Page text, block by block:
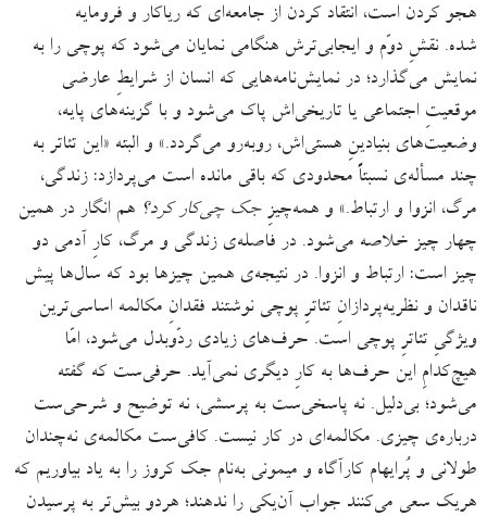
هجو کردن است، انتقاد کردن از جامعه‌ای که ریاکار و فرومایه
شده. نقشِ دوّم و ایجابی‌ترش هنگامی نمایان می‌شود که پوچی را به
نمایش می‌گذارد؛ در نمایش‌نامه‌هایی که انسان از شرایطِ عارضی
موقعیتِ اجتماعی یا تاریخی‌اش پاک می‌شود و با گزینه‌های پایه،
وضعیت‌های بنیادینِ هستی‌اش، روبه‌رو می‌گردد.» و البته «این تئاتر به
چند مسأله‌ی نسبتاً محدودی که باقی مانده است می‌پردازد: زندگی،
مرگ، انزوا و ارتباط.» و همه‌چیزِجک چی‌کار کرد؟ هم انگار در همین
چهار چیز خلاصه می‌شود. در فاصله‌ی زندگی و مرگ، کارِ آدمی دو
چیز است: ارتباط و انزوا. در نتیجه‌ی همین چیزها بود که سال‌ها پیش
ناقدان و نظریه‌پردازانِ تئاترِ پوچی نوشتند فقدانِ مکالمه اساسی‌ترین
ویژگیِ تئاترِ پوچی‌ است. حرف‌های زیادی ردّوبدل می‌شود، امّا
هیچ‌کدامِ این حرف‌ها به کارِ دیگری نمی‌آید. حرفی‌ست که گفته
می‌شود؛ بی‌دلیل. نه پاسخی‌‌ست به پرسشی، نه توضیح و شرحی‌ست
درباره‌ی چیزی. مکالمه‌ای در کار نیست. کافی‌ست مکالمه‌ی نه‌چندان
طولانی و پُرایهام کارآگاه و میمونی به‌نام جک کروز را به یاد بیاوریم که
هریک سعی می‌کنند جواب آن‌یکی را ندهند؛ هردو بیش‌تر به پرسیدن